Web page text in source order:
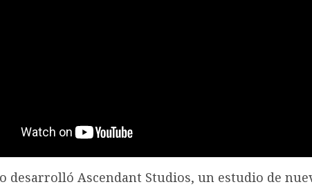
desarrolló Ascendant Studios, un estudio de